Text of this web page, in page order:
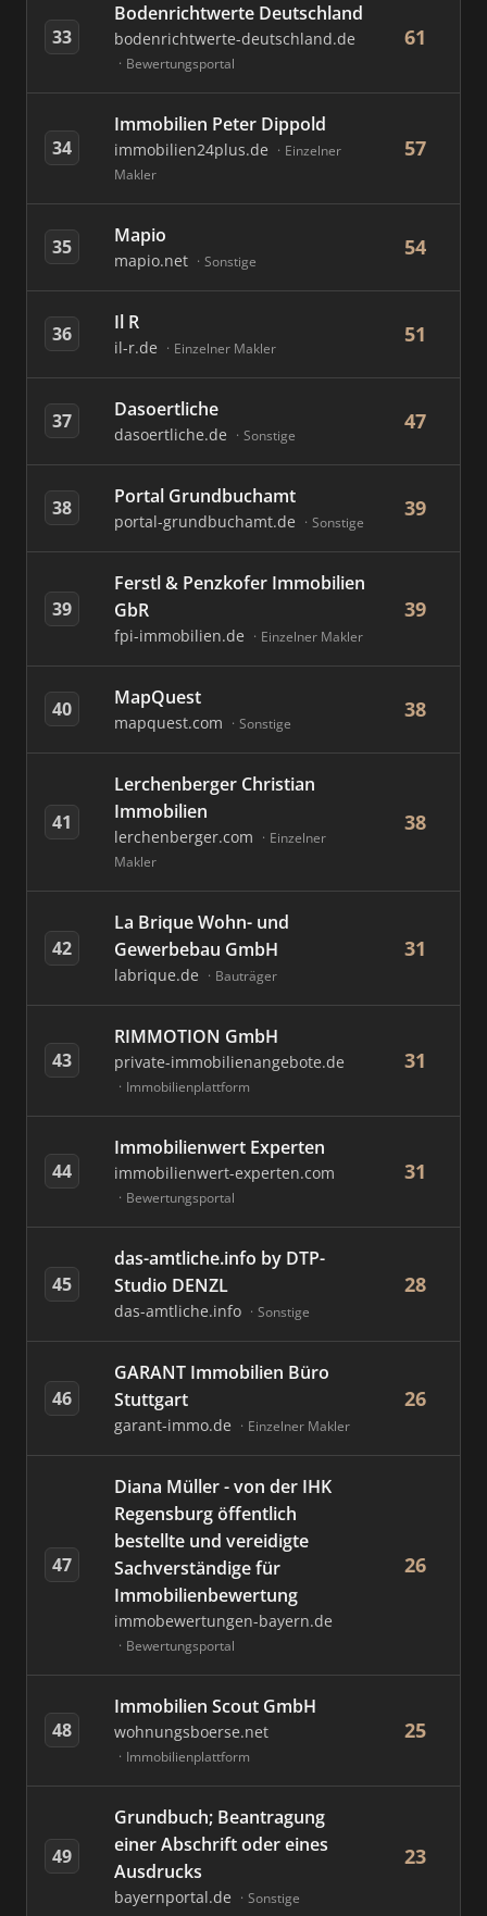
33
Bodenrichtwerte Deutschland
bodenrichtwerte-deutschland.de
Bewertungsportal
61
34
Immobilien Peter Dippold
immobilien24plus.de
Einzelner
Makler
57
35 Mapio
mapio.net Sonstige
54
36 Il R
il-r.de Einzelner Makler
51
37 Dasoertliche
dasoertliche.de Sonstige
47
38 Portal Grundbuchamt
portal-grundbuchamt.de Sonstige
39
39
Ferstl & Penzkofer Immobilien
GbR
fpi-immobilien.de Einzelner Makler
39
40 MapQuest
mapquest.com Sonstige
38
41
Lerchenberger Christian
Immobilien
lerchenberger.com
Einzelner
Makler
38
42
La Brique Wohn- und
Gewerbebau GmbH
labrique.de Bauträger
31
43
RIMMOTION GmbH
private-immobilienangebote.de
Immobilienplattform
31
44
Immobilienwert Experten
immobilienwert-experten.com
Bewertungsportal
31
45
das-amtliche.info by DTP-
Studio DENZL
das-amtliche.info Sonstige
28
46
GARANT Immobilien Büro
Stuttgart
garant-immo.de Einzelner Makler
26
47
Diana Müller - von der IHK
Regensburg öffentlich
bestellte und vereidigte
Sachverständige für
Immobilienbewertung
immobewertungen-bayern.de
Bewertungsportal
26
48
Immobilien Scout GmbH
wohnungsboerse.net
Immobilienplattform
25
49
Grundbuch; Beantragung
einer Abschrift oder eines
Ausdrucks
bayernportal.de Sonstige
23